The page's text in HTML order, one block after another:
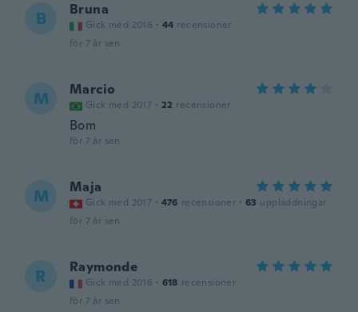
B Bruna
Gick med 2016 · 44 recensioner
för 7 år sen
M Marcio
Gick med 2017 · 22 recensioner
Bom
för 7 år sen
M Maja
Gick med 2017 · 476 recensioner · 63 uppladdningar
för 7 år sen
R Raymonde
Gick med 2016 · 618 recensioner
för 7 år sen